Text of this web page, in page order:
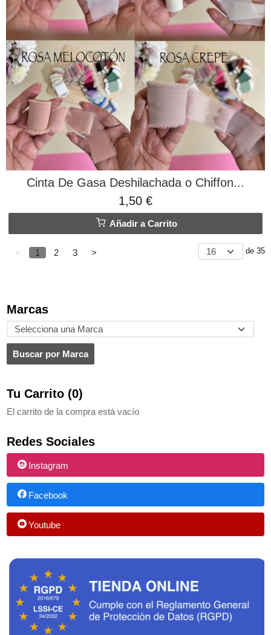
Marcas
Tu Carrito (0)
El carrito de la compra está vacío
Redes Sociales
Instagram
Facebook
Youtube
Cinta De Gasa Deshilachada o Chiffon...
1,50 €
Añadir a Carrito
< 1 2 3 > de 35